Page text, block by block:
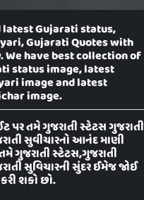
latest Gujarati status,
Gujarati Quotes with
We have best collection of
status image, latest
image and latest
image.
પર તમે ગુજરાતી સ્ટેટસ ગુજરાતી
સુવીચારનો આનંદ માણી
ગુજરાતી સ્ટેટસ,ગુજરાતી
સુવિચારની સુંદર ઈમેજ જોઈ
શકો છો.